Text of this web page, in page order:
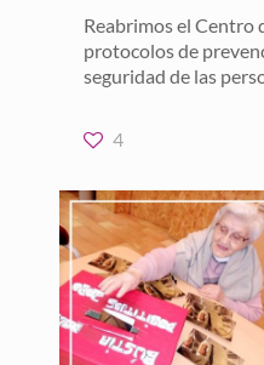
Reabrimos el Centro
protocolos de
seguridad de las
4